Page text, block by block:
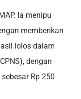
Ia menipu
memberikan
lolos dalam
dengan
Rp 250